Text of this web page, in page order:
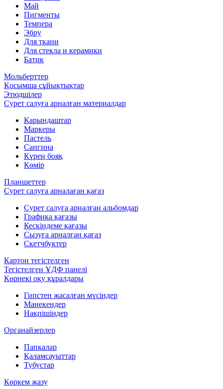
Май
Пигменты
Темпера
Эбру
Для ткани
Для стекла и керамики
Батик
Мольберттер
Қосымша сұйықтықтар
Этюдшілер
Сурет салуға арналған материалдар
Қарындаштар
Маркеры
Пастель
Сангина
Күрең бояқ
Көмір
Планшеттер
Сурет салуға арналаған қағаз
Сурет салуға арналған альбомдар
Графика қағазы
Кескіндеме қағазы
Сызуға арналған қағаз
Скетчбуктер
Картон тегістелген
Тегістелген ҰДФ панелі
Көрнекі оқу құралдары
Гипстен жасалған мүсіндер
Манекендер
Нақпішіндер
Органайзерлер
Папкалар
Қаламсауыттар
Тубустар
Көркем жазу